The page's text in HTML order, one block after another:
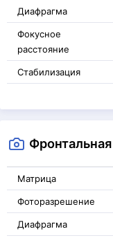
Диафрагма
Фокусное
расстояние
Стабилизация
Матрица
Фоторазрешение
Диафрагма